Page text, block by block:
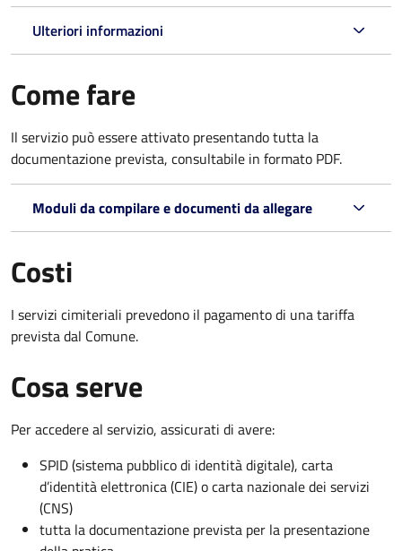
Ulteriori informazioni
Come fare
Il servizio può essere attivato presentando tutta la
documentazione prevista, consultabile in formato PDF.
Moduli da compilare e documenti da allegare
Costi
I servizi cimiteriali prevedono il pagamento di una tariffa
prevista dal Comune.
Cosa serve
Per accedere al servizio, assicurati di avere:
SPID (sistema pubblico di identità digitale), carta
d’identità elettronica (CIE) o carta nazionale dei servizi
(CNS)
tutta la documentazione prevista per la presentazione